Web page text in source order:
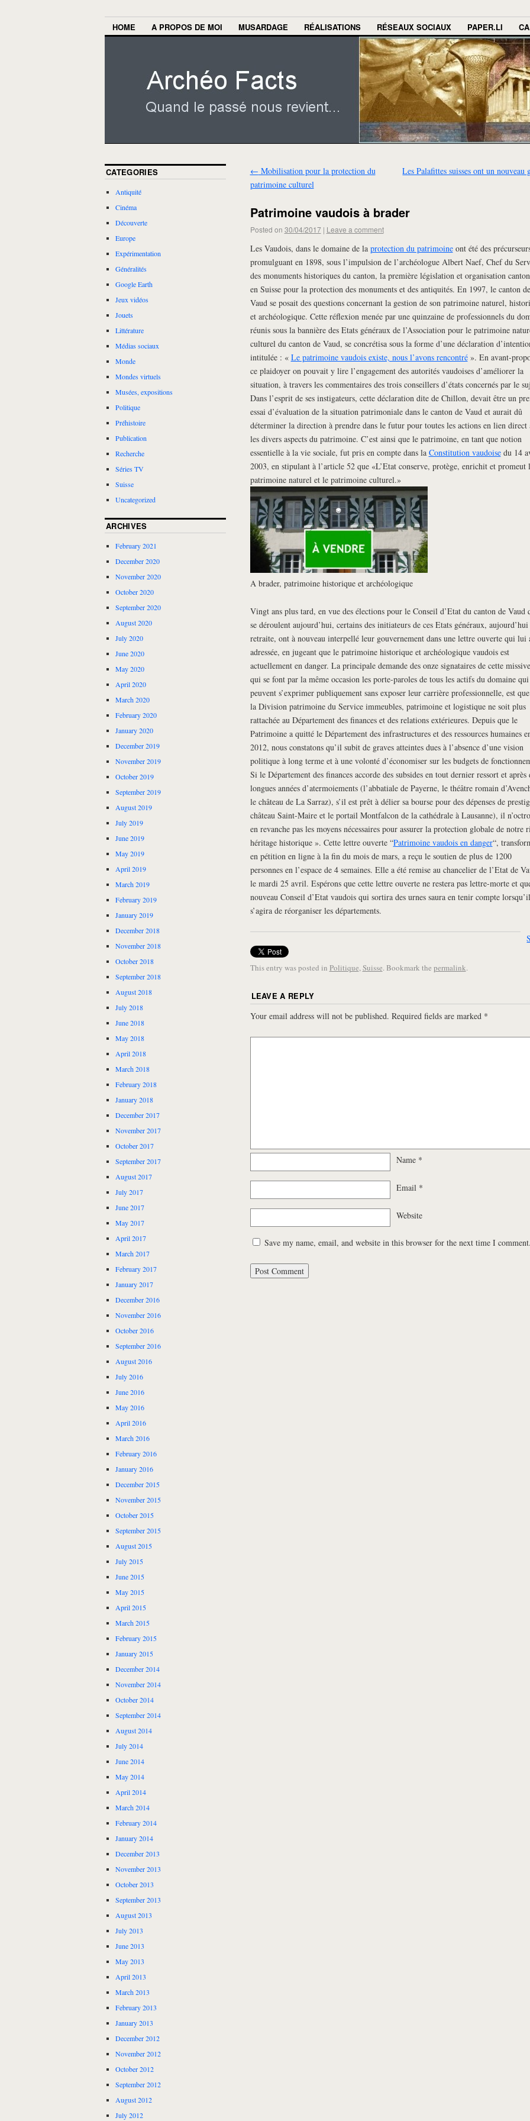
HOME A PROPOS DE MOI MUSARDAGE RÉALISATIONS RÉSEAUX SOCIAUX PAPER.LI
← Mobilisation pour la protection du
patrimoine culturel
Les Palafittes suisses ont un nouveau
Patrimoine vaudois à brader
Posted on 30/04/2017 | Leave a comment
Les Vaudois, dans le domaine de la protection du patrimoineont été des
promulguant en 1898, sous l’impulsion de l’archéologue Albert Naef, Chef du
des monuments historiques du canton, la première législation et organisation
en Suisse pour la protection des monuments et des antiquités. En 1997, le canton de
Vaud se posait des questions concernant la gestion de son patrimoine naturel,
et archéologique. Cette réflexion menée par une quinzaine de professionnels du
réunis sous la bannière des Etats généraux de l’Association pour le patrimoine
culturel du canton de Vaud, se concrétisa sous la forme d’une déclaration
intitulée : « Le patrimoine vaudois existe, nous l’avons rencontré». En avant-
ce plaidoyer on pouvait y lire l’engagement des autorités vaudoises d’améliorer la
situation, à travers les commentaires des trois conseillers d’états concernés par le
Dans l’esprit de ses instigateurs, cette déclaration dite de Chillon, devait être un
essai d’évaluation de la situation patrimoniale dans le canton de Vaud et aurait dû
déterminer la direction à prendre dans le futur pour toutes les actions en lien direct
les divers aspects du patrimoine. C’est ainsi que le patrimoine, en tant que notion
essentielle à la vie sociale, fut pris en compte dans la Constitution vaudoisedu 14
2003, en stipulant à l’article 52 que «L’Etat conserve, protège, enrichit et promeut
patrimoine naturel et le patrimoine culturel.»
A brader, patrimoine historique et archéologique
Vingt ans plus tard, en vue des élections pour le Conseil d’Etat du canton de Vaud
se déroulent aujourd’hui, certains des initiateurs de ces Etats généraux,
retraite, ont à nouveau interpellé leur gouvernement dans une lettre ouverte qui lui
adressée, en jugeant que le patrimoine historique et archéologique vaudois est
actuellement en danger. La principale demande des onze signataires de cette
qui se font par la même occasion les porte-paroles de tous les actifs du domaine
peuvent s’exprimer publiquement sans exposer leur carrière professionnelle, est
la Division patrimoine du Service immeubles, patrimoine et logistique ne soit plus
rattachée au Département des finances et des relations extérieures. Depuis que le
Patrimoine a quitté le Département des infrastructures et des ressources humaines
2012, nous constatons qu’il subit de graves atteintes dues à l’absence d’une vision
politique à long terme et à une volonté d’économiser sur les budgets de
Si le Département des finances accorde des subsides en tout dernier ressort et après
longues années d’atermoiements (l’abbatiale de Payerne, le théâtre romain
le château de La Sarraz), s’il est prêt à délier sa bourse pour des dépenses de
château Saint-Maire et le portail Montfalcon de la cathédrale à Lausanne), il
en revanche pas les moyens nécessaires pour assurer la protection globale de notre
héritage historique ». Cette lettre ouverte “Patrimoine vaudois en danger“,
en pétition en ligne à la fin du mois de mars, a reçu le soutien de plus de 1200
personnes en l’espace de 4 semaines. Elle a été remise au chancelier de l’Etat de
le mardi 25 avril. Espérons que cette lettre ouverte ne restera pas lettre-morte et
nouveau Conseil d’Etat vaudois qui sortira des urnes saura en tenir compte lorsqu’il
s’agira de réorganiser les départements.
This entry was posted in Politique,Suisse. Bookmark the permalink.
LEAVE A REPLY
Your email address will not be published. Required fields are marked *
Name *
Email *
Website
Save my name, email, and website in this browser for the next time I
CATEGORIES
Antiquité
Cinéma
Découverte
Europe
Expérimentation
Généralités
Google Earth
Jeux vidéos
Jouets
Littérature
Médias sociaux
Monde
Mondes virtuels
Musées, expositions
Politique
Préhistoire
Publication
Recherche
Séries TV
Suisse
Uncategorized
ARCHIVES
February 2021
December 2020
November 2020
October 2020
September 2020
August 2020
July 2020
June 2020
May 2020
April 2020
March 2020
February 2020
January 2020
December 2019
November 2019
October 2019
September 2019
August 2019
July 2019
June 2019
May 2019
April 2019
March 2019
February 2019
January 2019
December 2018
November 2018
October 2018
September 2018
August 2018
July 2018
June 2018
May 2018
April 2018
March 2018
February 2018
January 2018
December 2017
November 2017
October 2017
September 2017
August 2017
July 2017
June 2017
May 2017
April 2017
March 2017
February 2017
January 2017
December 2016
November 2016
October 2016
September 2016
August 2016
July 2016
June 2016
May 2016
April 2016
March 2016
February 2016
January 2016
December 2015
November 2015
October 2015
September 2015
August 2015
July 2015
June 2015
May 2015
April 2015
March 2015
February 2015
January 2015
December 2014
November 2014
October 2014
September 2014
August 2014
July 2014
June 2014
May 2014
April 2014
March 2014
February 2014
January 2014
December 2013
November 2013
October 2013
September 2013
August 2013
July 2013
June 2013
May 2013
April 2013
March 2013
February 2013
January 2013
December 2012
November 2012
October 2012
September 2012
August 2012
July 2012